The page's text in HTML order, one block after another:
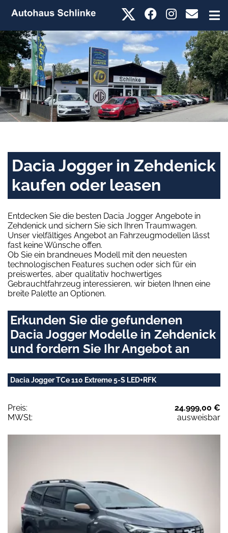
Dacia Jogger in Zehdenick
kaufen oder leasen
Entdecken Sie die besten Dacia Jogger Angebote in
Zehdenick und sichern Sie sich Ihren Traumwagen.
Unser vielfältiges Angebot an Fahrzeugmodellen lässt
fast keine Wünsche offen.
Ob Sie ein brandneues Modell mit den neuesten
technologischen Features suchen oder sich für ein
preiswertes, aber qualitativ hochwertiges
Gebrauchtfahrzeug interessieren, wir bieten Ihnen eine
breite Palette an Optionen.
Erkunden Sie die gefundenen
Dacia Jogger Modelle in Zehdenick
und fordern Sie Ihr Angebot an
Dacia Jogger TCe 110 Extreme 5-S LED+RFK
Preis:
24.999,00 €
MWSt:
ausweisbar